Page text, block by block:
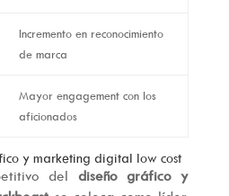
Incremento en reconocimiento
de marca
Mayor engagement con los
aficionados
y marketing digital low cost
del diseño gráfico y